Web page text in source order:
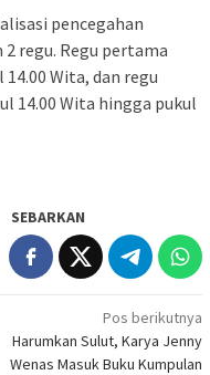
pencegahan
regu. Regu pertama
Wita, dan regu
14.00 Wita hingga pukul
SEBARKAN
Pos berikutnya
Harumkan Sulut, Karya Jenny
Wenas Masuk Buku Kumpulan